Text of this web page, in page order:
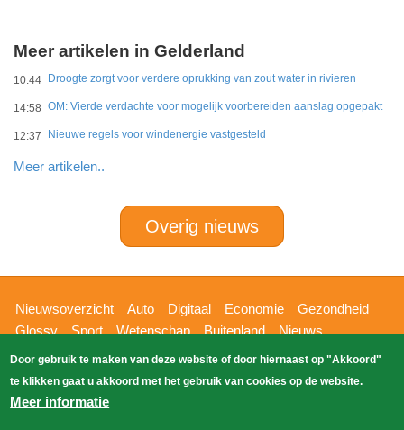
Meer artikelen in Gelderland
10:44 Droogte zorgt voor verdere oprukking van zout water in rivieren
14:58 OM: Vierde verdachte voor mogelijk voorbereiden aanslag opgepakt
12:37 Nieuwe regels voor windenergie vastgesteld
Meer artikelen..
Overig nieuws
Hoofdnavigatie
Nieuwsoverzicht Auto Digitaal Economie
Gezondheid
Glossy
Sport Wetenschap Buitenland
Nieuws
Bizzpress
Blik op 112 Provincies
Weekoverzicht
Zoeken
Copyright Blik Op Nieuws 2026gehost
Door gebruik te maken van deze website of door hiernaast op "Akkoord"
te klikken gaat u akkoord met het gebruik van cookies op de website.
Meer informatie